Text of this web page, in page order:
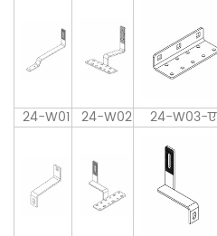
24-W01 24-W02 24-W03-ए